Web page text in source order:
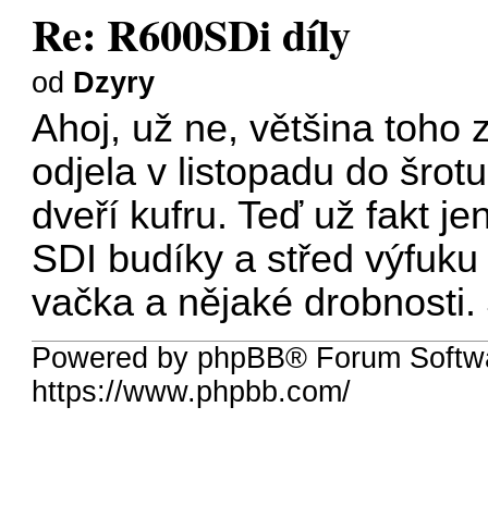
Re: R600SDi díly
od Dzyry
Ahoj, už ne, většina toho
odjela v listopadu do
dveří kufru. Teď už fakt
SDI budíky a střed
vačka a nějaké drobnosti.
Powered by phpBB® Forum
https://www.phpbb.com/